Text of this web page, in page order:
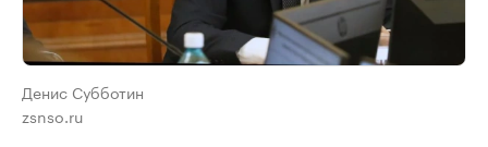
Денис Субботин
zsnso.ru